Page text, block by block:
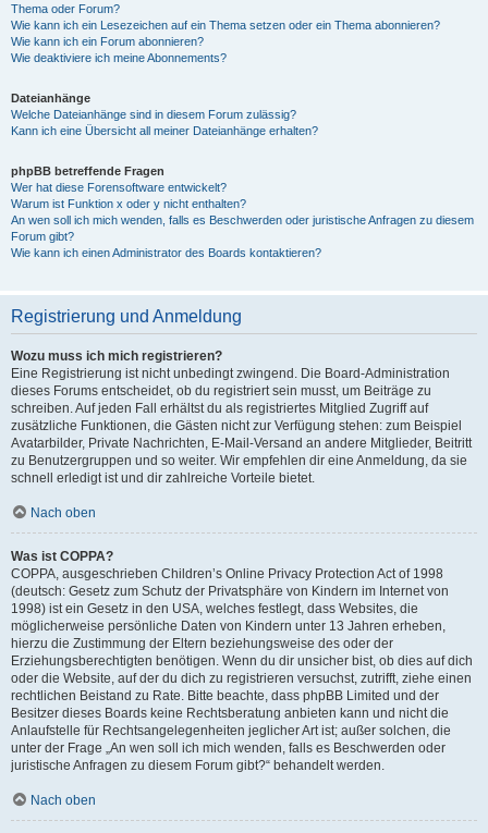
Thema oder Forum?
Wie kann ich ein Lesezeichen auf ein Thema setzen oder ein Thema abonnieren?
Wie kann ich ein Forum abonnieren?
Wie deaktiviere ich meine Abonnements?
Dateianhänge
Welche Dateianhänge sind in diesem Forum zulässig?
Kann ich eine Übersicht all meiner Dateianhänge erhalten?
phpBB betreffende Fragen
Wer hat diese Forensoftware entwickelt?
Warum ist Funktion x oder y nicht enthalten?
An wen soll ich mich wenden, falls es Beschwerden oder juristische Anfragen zu diesem
Forum gibt?
Wie kann ich einen Administrator des Boards kontaktieren?
Registrierung und Anmeldung
Wozu muss ich mich registrieren?
Eine Registrierung ist nicht unbedingt zwingend. Die Board-Administration
dieses Forums entscheidet, ob du registriert sein musst, um Beiträge zu
schreiben. Auf jeden Fall erhältst du als registriertes Mitglied Zugriff auf
zusätzliche Funktionen, die Gästen nicht zur Verfügung stehen: zum Beispiel
Avatarbilder, Private Nachrichten, E-Mail-Versand an andere Mitglieder, Beitritt
zu Benutzergruppen und so weiter. Wir empfehlen dir eine Anmeldung, da sie
schnell erledigt ist und dir zahlreiche Vorteile bietet.
Nach oben
Was ist COPPA?
COPPA, ausgeschrieben Children’s Online Privacy Protection Act of 1998
(deutsch: Gesetz zum Schutz der Privatsphäre von Kindern im Internet von
1998) ist ein Gesetz in den USA, welches festlegt, dass Websites, die
möglicherweise persönliche Daten von Kindern unter 13 Jahren erheben,
hierzu die Zustimmung der Eltern beziehungsweise des oder der
Erziehungsberechtigten benötigen. Wenn du dir unsicher bist, ob dies auf dich
oder die Website, auf der du dich zu registrieren versuchst, zutrifft, ziehe einen
rechtlichen Beistand zu Rate. Bitte beachte, dass phpBB Limited und der
Besitzer dieses Boards keine Rechtsberatung anbieten kann und nicht die
Anlaufstelle für Rechtsangelegenheiten jeglicher Art ist; außer solchen, die
unter der Frage „An wen soll ich mich wenden, falls es Beschwerden oder
juristische Anfragen zu diesem Forum gibt?“ behandelt werden.
Nach oben